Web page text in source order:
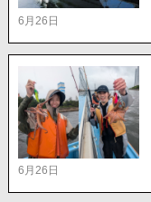
6月26日
6月26日